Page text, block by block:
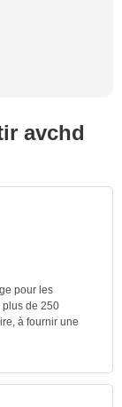
avchd
pour les
plus de 250
à fournir une